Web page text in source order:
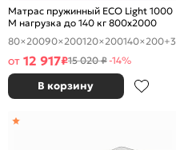
Матрас пружинный ECO Light 1000
M нагрузка до 140 кг 800x2000
80×20090×200120×200140×200+3
от 12 917₽15 020 ₽-14%
В корзину